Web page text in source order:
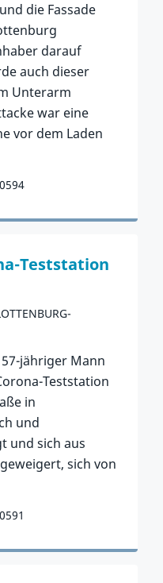
die Fassade
darauf
auch dieser
Unterarm
war eine
vor dem Laden
Teststation
jähriger Mann
Teststation
in
und
und sich aus
sich von